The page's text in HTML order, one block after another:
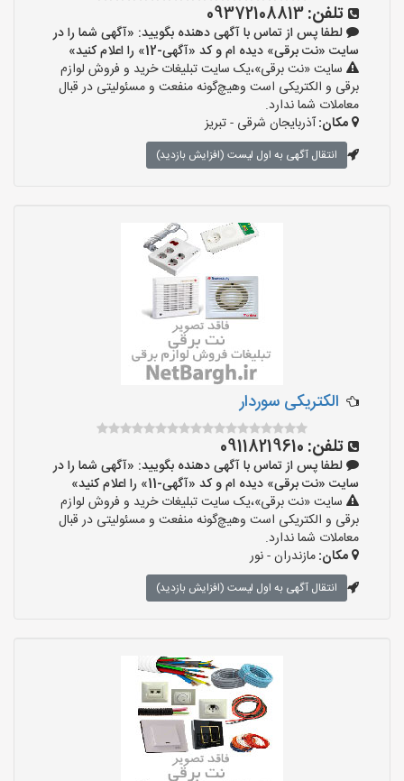
تلفن:09372108813
لطفا پس از تماس با آگهی دهنده بگویید: «آگهی شما را در
سایت «نت برقی» دیده ام و کد «آگهی-12» را اعلام کنید»
سایت «نت برقی»،یک سایت تبلیغات خرید و فروش لوازم
برقی و الکتریکی است وهیچ‌گونه منفعت و مسئولیتی در قبال
معاملات شما ندارد.
مکان:آذربایجان شرقی - تبریز
انتقال آگهی به اول لیست (افزایش بازدید)
الکتریکی سوردار
تلفن: 09118219610
لطفا پس از تماس با آگهی دهنده بگویید: «آگهی شما را در
سایت «نت برقی» دیده ام و کد «آگهی-11» را اعلام کنید»
سایت «نت برقی»،یک سایت تبلیغات خرید و فروش لوازم
برقی و الکتریکی است وهیچ‌گونه منفعت و مسئولیتی در قبال
معاملات شما ندارد.
مکان:مازندران - نور
انتقال آگهی به اول لیست (افزایش بازدید)